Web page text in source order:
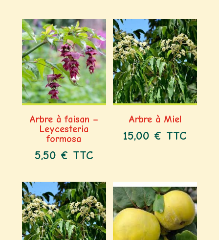
Arbre à faisan –
Leycesteria
formosa
5,50 € TTC
Arbre à Miel
15,00 € TTC